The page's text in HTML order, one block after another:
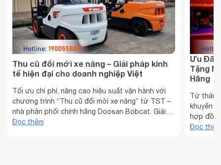
Thu cũ đổi mới xe nâng – Giải pháp kinh
tế hiện đại cho doanh nghiệp Việt
Tối ưu chi phí, nâng cao hiệu suất vận hành với
chương trình “Thu cũ đổi mới xe nâng” từ TST –
nhà phân phối chính hãng Doosan Bobcat. Giải
pháp đầu tư thông minh cho doanh nghiệp trong
Đọc thêm
Ưu Đãi
Tặng
Hãng
Từ
khuyến
hợp
Bobcat
Đọc thêm